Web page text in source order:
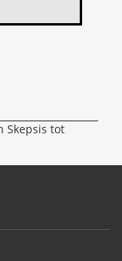
Skepsis tot